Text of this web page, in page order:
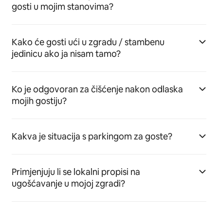
gosti u mojim stanovima?
Kako će gosti ući u zgradu / stambenu
jedinicu ako ja nisam tamo?
Ko je odgovoran za čišćenje nakon odlaska
mojih gostiju?
Kakva je situacija s parkingom za goste?
Primjenjuju li se lokalni propisi na
ugošćavanje u mojoj zgradi?